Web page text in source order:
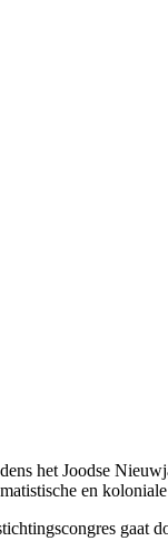
het Joodse
en
gaat